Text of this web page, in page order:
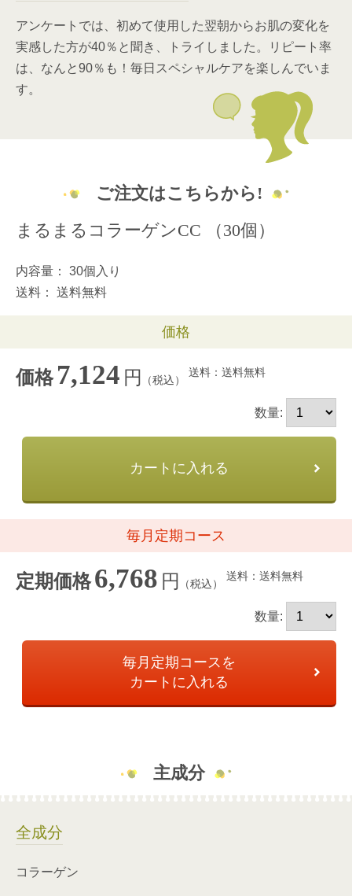
アンケートでは、初めて使用した翌朝からお肌の変化を
実感した方が40％と聞き、トライしました。リピート率
は、なんと90％も！毎日スペシャルケアを楽しんでいま
す。
ご注文はこちらから!
まるまるコラーゲンCC （30個）
内容量：
30個入り
送料：
送料無料
価格
価格 7,124 円 （税込）
送料：送料無料
数量:
カートに入れる
毎月定期コース
定期価格6,768 円 （税込）
送料：送料無料
数量:
毎月定期コースを
カートに入れる
主成分
全成分
コラーゲン